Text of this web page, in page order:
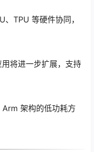
TPU 等硬件协同，
将进一步扩展，支持
架构的低功耗方